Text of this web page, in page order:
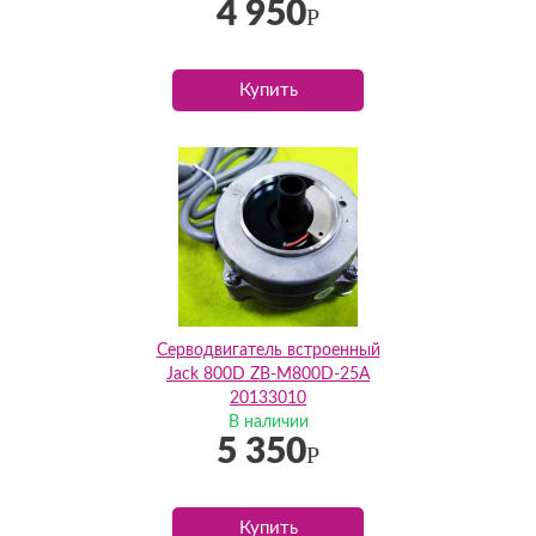
4 950Р
Купить
Серводвигатель встроенный
Jack 800D ZB-M800D-25A
20133010
В наличии
5 350Р
Купить